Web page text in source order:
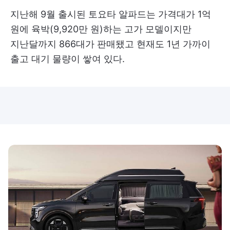
지난해 9월 출시된 토요타 알파드는 가격대가 1억
원에 육박(9,920만 원)하는 고가 모델이지만
지난달까지 866대가 판매됐고 현재도 1년 가까이
출고 대기 물량이 쌓여 있다.